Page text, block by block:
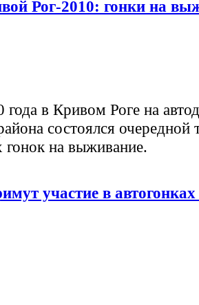
Рог-2010: гонки на
года в Кривом Роге на
состоялся очередной
гонок на выживание.
участие в